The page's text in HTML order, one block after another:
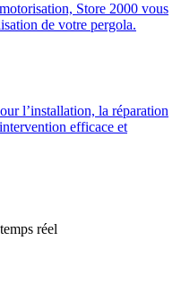
Store 2000 vous
de votre pergola.
l’installation, la réparation
efficace et
réel